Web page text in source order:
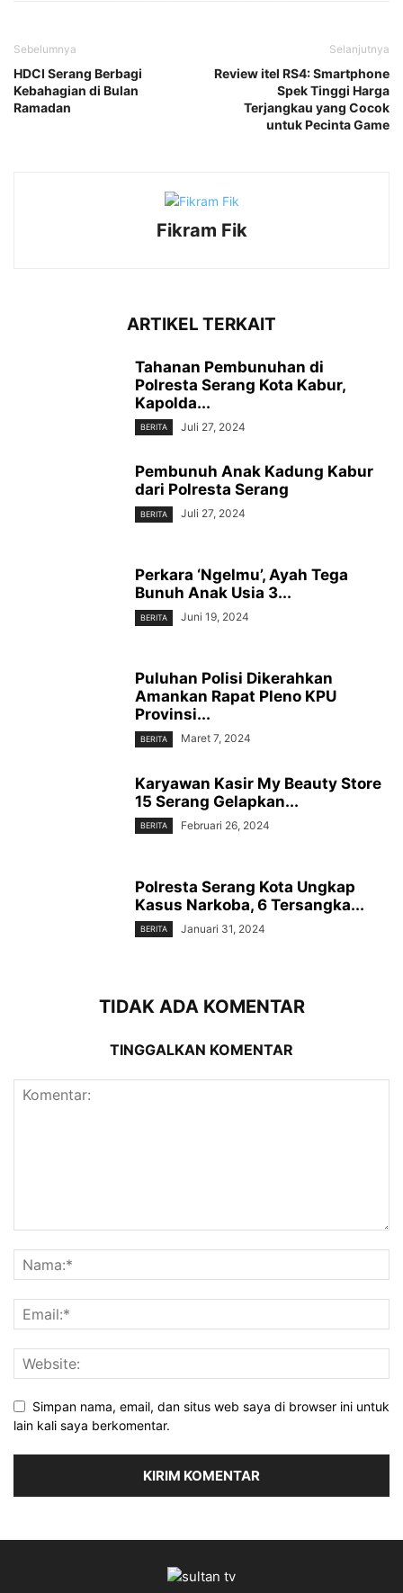
Sebelumnya
HDCI Serang Berbagi
Kebahagian di Bulan
Ramadan
Selanjutnya
Review itel RS4: Smartphone
Spek Tinggi Harga
Terjangkau yang Cocok
untuk Pecinta Game
Fikram Fik
ARTIKEL TERKAIT
Tahanan Pembunuhan di
Polresta Serang Kota Kabur,
Kapolda...
BERITA Juli 27, 2024
Pembunuh Anak Kadung Kabur
dari Polresta Serang
BERITA Juli 27, 2024
Perkara ‘Ngelmu’, Ayah Tega
Bunuh Anak Usia 3...
BERITA Juni 19, 2024
Puluhan Polisi Dikerahkan
Amankan Rapat Pleno KPU
Provinsi...
BERITA Maret 7, 2024
Karyawan Kasir My Beauty Store
15 Serang Gelapkan...
BERITA Februari 26, 2024
Polresta Serang Kota Ungkap
Kasus Narkoba, 6 Tersangka...
BERITA Januari 31, 2024
TIDAK ADA KOMENTAR
TINGGALKAN KOMENTAR
Simpan nama, email, dan situs web saya di browser ini untuk
lain kali saya berkomentar.